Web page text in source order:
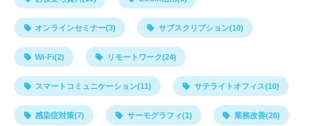
オンラインセミナー(3) サブスクリプション(10)
Wi-Fi(2) リモートワーク(24)
スマートコミュニケーション(11) サテライトオフィス(10)
感染症対策(7) サーモグラフィ(1) 業務改善(28)